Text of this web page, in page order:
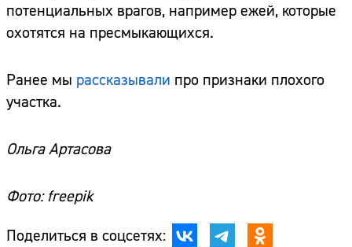
потенциальных врагов, например ежей, которые
охотятся на пресмыкающихся.
Ранее мы рассказывали про признаки плохого
участка.
Ольга Артасова
Фото: freepik
Поделиться в соцсетях: